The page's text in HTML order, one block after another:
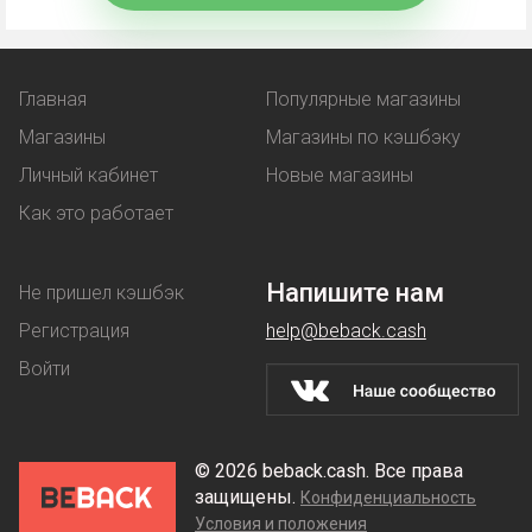
получает выгоду:
льготную цену на товар;
Купонработает аналогичным образом - при его
использовании клиент покупает товар по
сниженной стоимости.
магазины предоставляют на разных
условиях: их делают постоянным покупателям,
предлагают денежные выгоды при оптовой
Главная
Магазины
Личный кабинет
Как это работает
Популярные магазины
Магазины по кэшбэку
Новые магазины
Не пришел кэшбэк
Регистрация
Войти
Напишите нам
help@beback.cash
© 2026 beback.cash. Все права
защищены. Конфиденциальность
Условия и положения